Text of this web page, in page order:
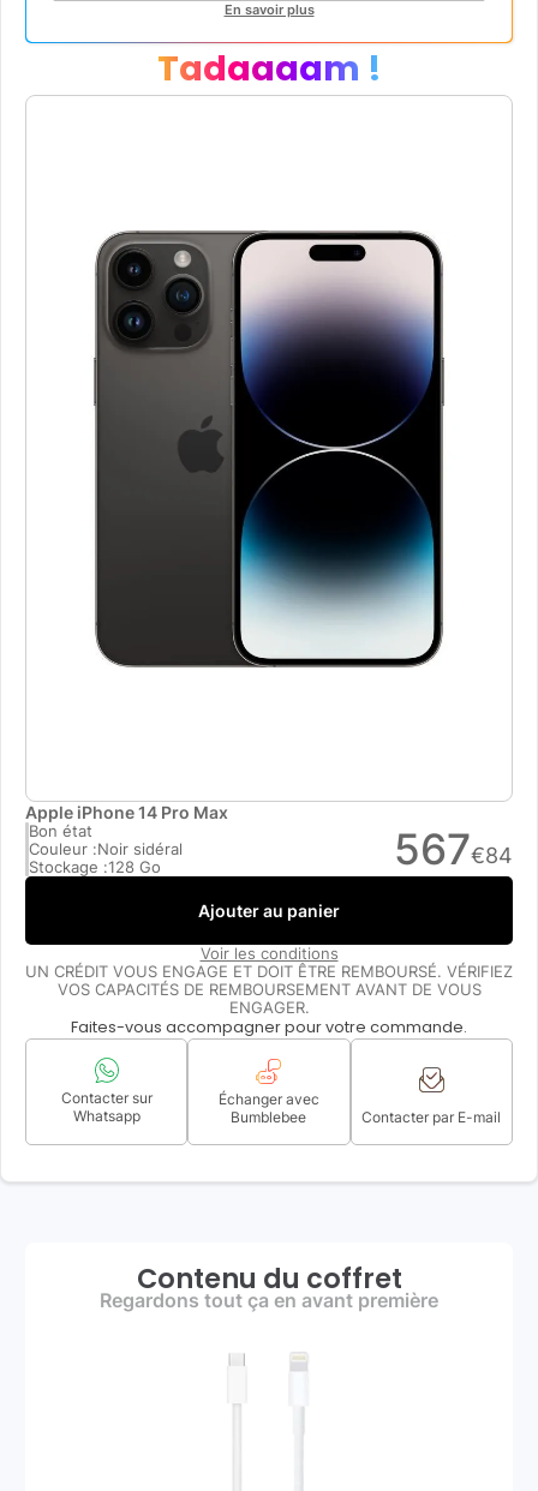
En savoir plus
Tadaaaam !
Apple iPhone 14 Pro Max
Bon état
Couleur :Noir sidéral
Stockage :128 Go 567€84
Ajouter au panier
Voir les conditions
UN CRÉDIT VOUS ENGAGE ET DOIT ÊTRE REMBOURSÉ. VÉRIFIEZ
VOS CAPACITÉS DE REMBOURSEMENT AVANT DE VOUS
ENGAGER.
Faites-vous accompagner pour votre commande.
Contacter sur
Whatsapp
Échanger avec
Bumblebee
Contacter par E-mail
Contenu du coffret
Regardons tout ça en avant première